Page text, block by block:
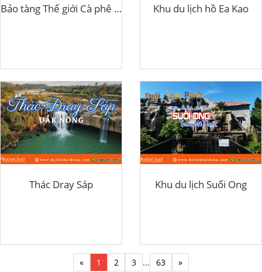
Bảo tàng Thế giới Cà phê Buôn Ma Thuột Khu du lịch hồ Ea Kao
Thác Dray Sáp Khu du lịch Suối Ong
« 1 2 3 ... 63 »